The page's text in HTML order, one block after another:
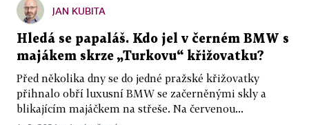
JAN KUBITA
Hledá se papaláš. Kdo jel v černém BMW s
majákem skrze „Turkovu“ křižovatku?
Před několika dny se do jedné pražské křižovatky
přihnalo obří luxusní BMW se začerněnými skly a
blikajícím majáčkem na střeše. Na červenou...